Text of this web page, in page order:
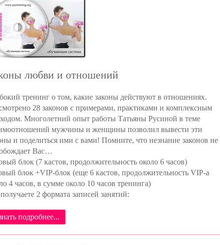
любви и отношений
тренинг о том, какие законы действуют в отношениях.
28 законов с примерами, практиками и комплексным
Многолетний опыт работы Татьяны Русиной в теме
мужчины и женщины позволил вывести эти
и поделиться ими с вами! Помните, что незнание законов не
Вас…
блок (7 кастов, продолжительность около 6 часов)
блок +VIP-блок (еще 6 кастов, продолжительность VIP-а
4 часов, в сумме около 10 часов тренинга)
2 формата записей занятий:
подробнее...